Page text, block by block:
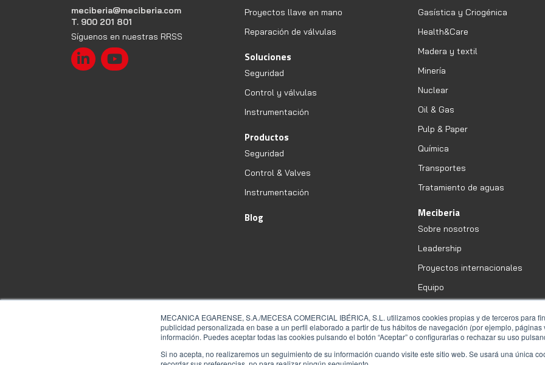
MECANICA EGARENSE, S.A./MECESA COMERCIAL IBÉRICA, S.L. utilizamos cookies propias y de terceros para
publicidad personalizada en base a un perfil elaborado a partir de tus hábitos de navegación (por ejemplo, páginas
información. Puedes aceptar todas las cookies pulsando el botón “Aceptar” o configurarlas o rechazar su uso
Si no acepta, no realizaremos un seguimiento de su información cuando visite este sitio web. Se usará una única
meciberia@meciberia.com
T. 900 201 801
Síguenos en nuestras RRSS
Proyectos llave en mano
Reparación de válvulas
Soluciones
Seguridad
Control y válvulas
Instrumentación
Productos
Seguridad
Control & Valves
Instrumentación
Blog
Gasística y Criogénica
Health&Care
Madera y textil
Minería
Nuclear
Oil & Gas
Pulp & Paper
Química
Transportes
Tratamiento de aguas
Meciberia
Sobre nosotros
Leadership
Proyectos internacionales
Equipo